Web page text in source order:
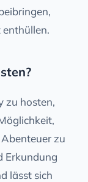
enthüllen.
zu hosten,
zu
Erkundung
lässt sich